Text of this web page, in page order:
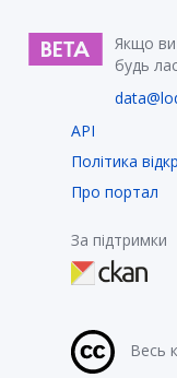
Якщо ви
будь
API
Політика
Про портал
За підтримки
Весь